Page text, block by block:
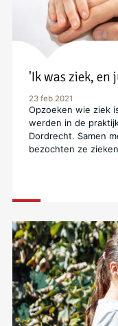
'Ik was ziek, en
23 feb 2021
Opzoeken wie ziek
werden in de
Dordrecht. Samen
bezochten ze